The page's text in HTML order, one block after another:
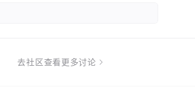
去社区查看更多讨论